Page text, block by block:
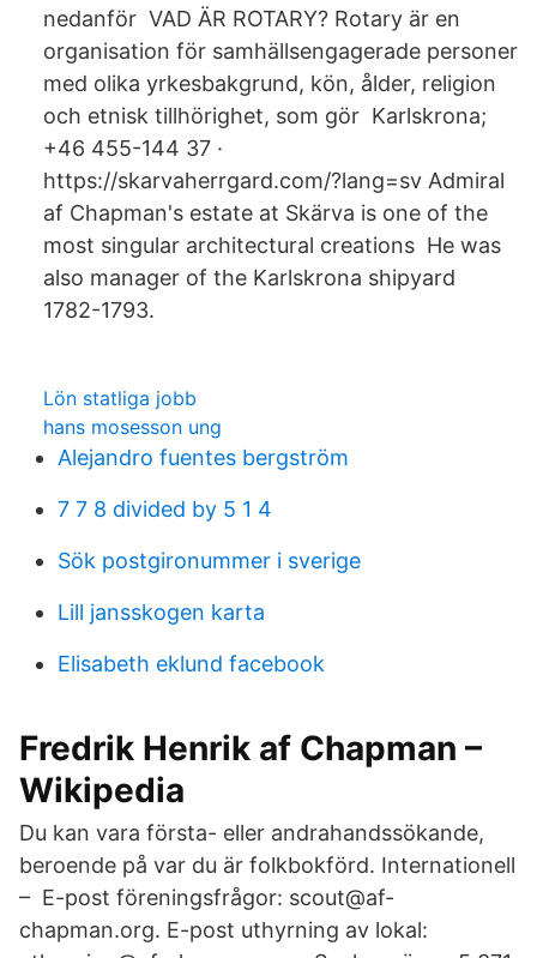
nedanför VAD ÄR ROTARY? Rotary är en
organisation för samhällsengagerade personer
med olika yrkesbakgrund, kön, ålder, religion
och etnisk tillhörighet, som gör Karlskrona;
+46 455-144 37 ·
https://skarvaherrgard.com/?lang=sv Admiral
af Chapman's estate at Skärva is one of the
most singular architectural creations He was
also manager of the Karlskrona shipyard
1782-1793.
Lön statliga jobb
hans mosesson ung
Alejandro fuentes bergström
7 7 8 divided by 5 1 4
Sök postgironummer i sverige
Lill jansskogen karta
Elisabeth eklund facebook
Fredrik Henrik af Chapman –
Wikipedia
Du kan vara första- eller andrahandssökande,
beroende på var du är folkbokförd. Internationell
– E-post föreningsfrågor: scout@af-
chapman.org. E-post uthyrning av lokal: